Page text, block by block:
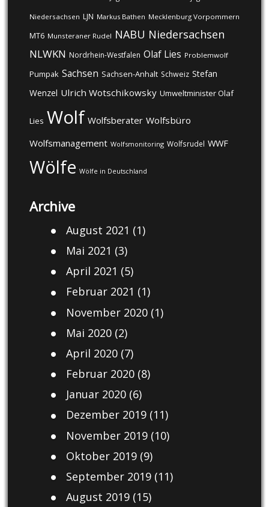
Niedersachsen LJN Markus Bathen Mecklenburg Vorpommern
MT6 Munsteraner Rudel NABU Niedersachsen
NLWKN Nordrhein-Westfalen Olaf Lies Problemwolf
Pumpak Sachsen Sachsen-Anhalt Schweiz Stefan
Wenzel Ulrich Wotschikowsky Umweltminister Olaf
Lies Wolf Wolfsberater Wolfsbüro
Wolfsmanagement Wolfsmonitoring Wolfsrudel WWF
Wölfe Wölfe in Deutschland
Archive
August 2021 (1)
Mai 2021 (3)
April 2021 (5)
Februar 2021 (1)
November 2020(1)
Mai 2020(2)
April 2020(7)
Februar 2020(8)
Januar 2020(6)
Dezember 2019(11)
November 2019(10)
Oktober 2019(9)
September 2019(11)
August 2019(15)